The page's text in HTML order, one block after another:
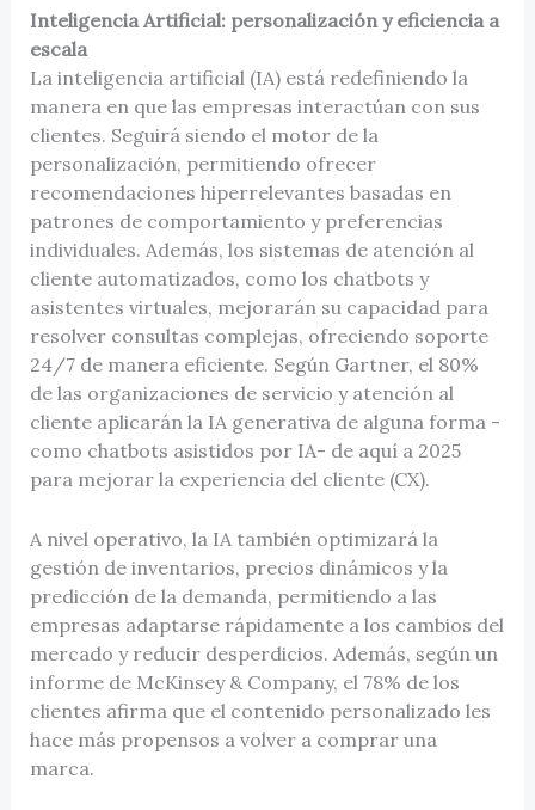
Inteligencia Artificial: personalización y eficiencia a
escala
La inteligencia artificial (IA) está redefiniendo la
manera en que las empresas interactúan con sus
clientes. Seguirá siendo el motor de la
personalización, permitiendo ofrecer
recomendaciones hiperrelevantes basadas en
patrones de comportamiento y preferencias
individuales. Además, los sistemas de atención al
cliente automatizados, como los chatbots y
asistentes virtuales, mejorarán su capacidad para
resolver consultas complejas, ofreciendo soporte
24/7 de manera eficiente. Según Gartner, el 80%
de las organizaciones de servicio y atención al
cliente aplicarán la IA generativa de alguna forma -
como chatbots asistidos por IA- de aquí a 2025
para mejorar la experiencia del cliente (CX).
A nivel operativo, la IA también optimizará la
gestión de inventarios, precios dinámicos y la
predicción de la demanda, permitiendo a las
empresas adaptarse rápidamente a los cambios del
mercado y reducir desperdicios. Además, según un
informe de McKinsey & Company, el 78% de los
clientes afirma que el contenido personalizado les
hace más propensos a volver a comprar una
marca.